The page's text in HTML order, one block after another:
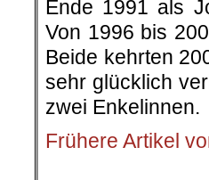
Ende 1991 als
Von 1996 bis
Beide kehrten
sehr glücklich
zwei Enkelinnen.
Frühere Artikel